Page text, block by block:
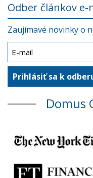
Odber článkov e-
Zaujímavé novinky o
Domus